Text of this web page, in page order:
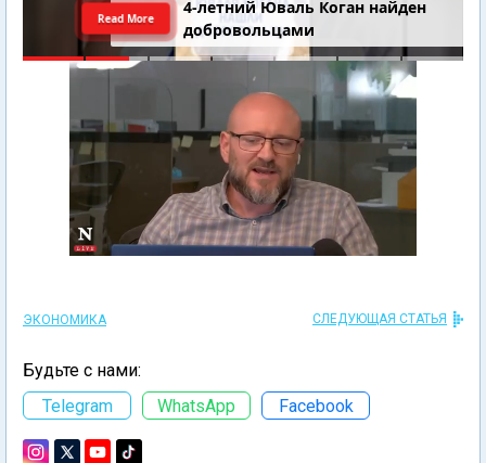
4-летний Юваль Коган найден
добровольцами
Read More
ЭКОНОМИКА СЛЕДУЮЩАЯ СТАТЬЯ
Будьте с нами:
Telegram
WhatsApp Facebook